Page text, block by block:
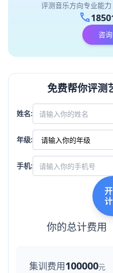
评测音乐方向专业能
call
咨
免费帮你评测
姓名:
年级:
手机:
你的总计费用
集训费用100000元